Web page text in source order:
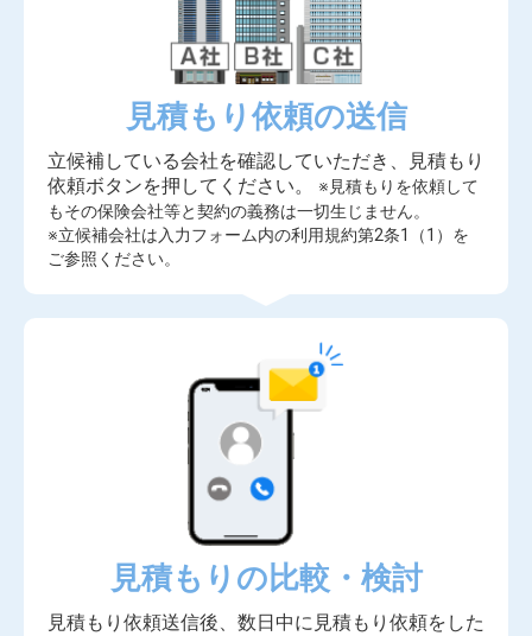
見積もり依頼の送信
立候補している会社を確認していただき、見積もり
依頼ボタンを押してください。 ※見積もりを依頼して
もその保険会社等と契約の義務は一切生じません。
※立候補会社は入力フォーム内の利用規約第2条1（1）を
ご参照ください。
見積もりの比較・検討
見積もり依頼送信後、数日中に見積もり依頼をした